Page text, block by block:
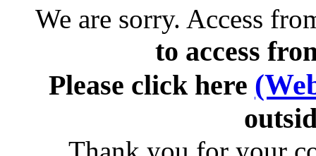
We are sorry. Access
to access
Please click here